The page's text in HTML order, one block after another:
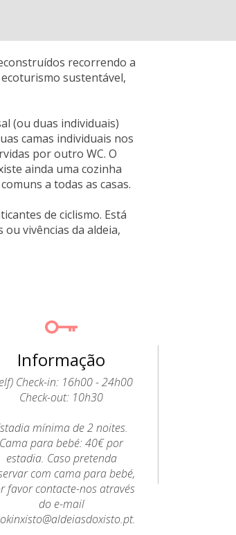
recorrendo a
sustentável,
(ou duas individuais)
camas individuais nos
por outro WC. O
ainda uma cozinha
a todas as casas.
de ciclismo. Está
vivências da aldeia,
Informação
Check-in: 16h00 - 24h00
Check-out: 10h30
mínima de 2 noites.
Cama para bebé: 40€ por
estadia. Caso pretenda
com cama para bebé,
favor contacte-nos através
do e-mail